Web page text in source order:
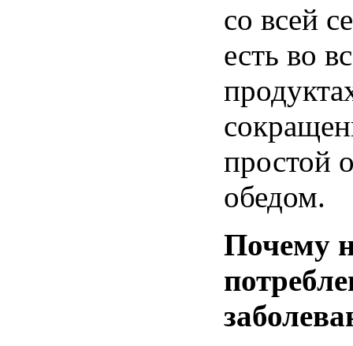
со всей
есть во
простой
обедом.
Почему